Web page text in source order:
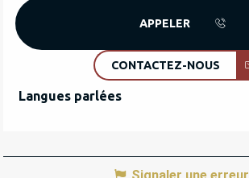
APPELER
CONTACTEZ-NOUS
Langues parlées
Langues parlées